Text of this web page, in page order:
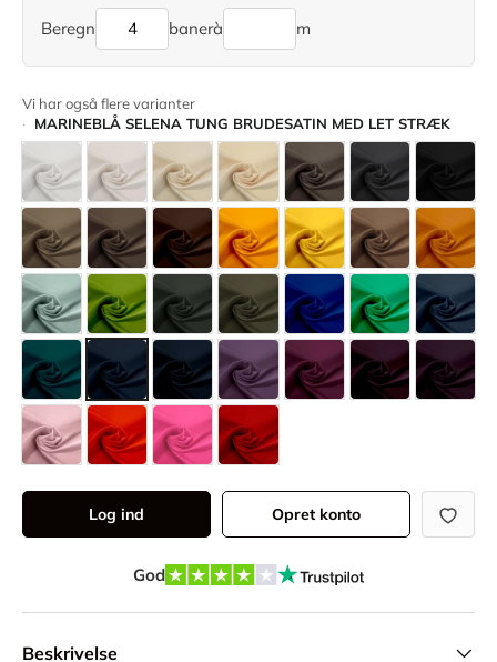
Beregn banerà m
Vi har også flere varianter
MARINEBLÅ SELENA TUNG BRUDESATIN MED LET STRÆK
Log ind Opret konto
God
Beskrivelse